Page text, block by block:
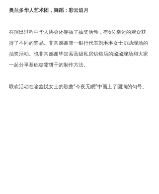
奥兰多华人艺术团，舞蹈：彩云追月
在演出过程中华人协会还穿插了抽奖活动，有6位幸运的观众获
得了不同的奖品。非常感谢第一银行代表刘琳琳女士协助现场的
抽奖活动。也非常感谢毕加索高级私房烘焙店的璐璐现场和大家
一起分享基础糖霜饼干的制作方法。
联欢活动在喻鑫悦女士的歌曲“今夜无眠”中画上了圆满的句号。